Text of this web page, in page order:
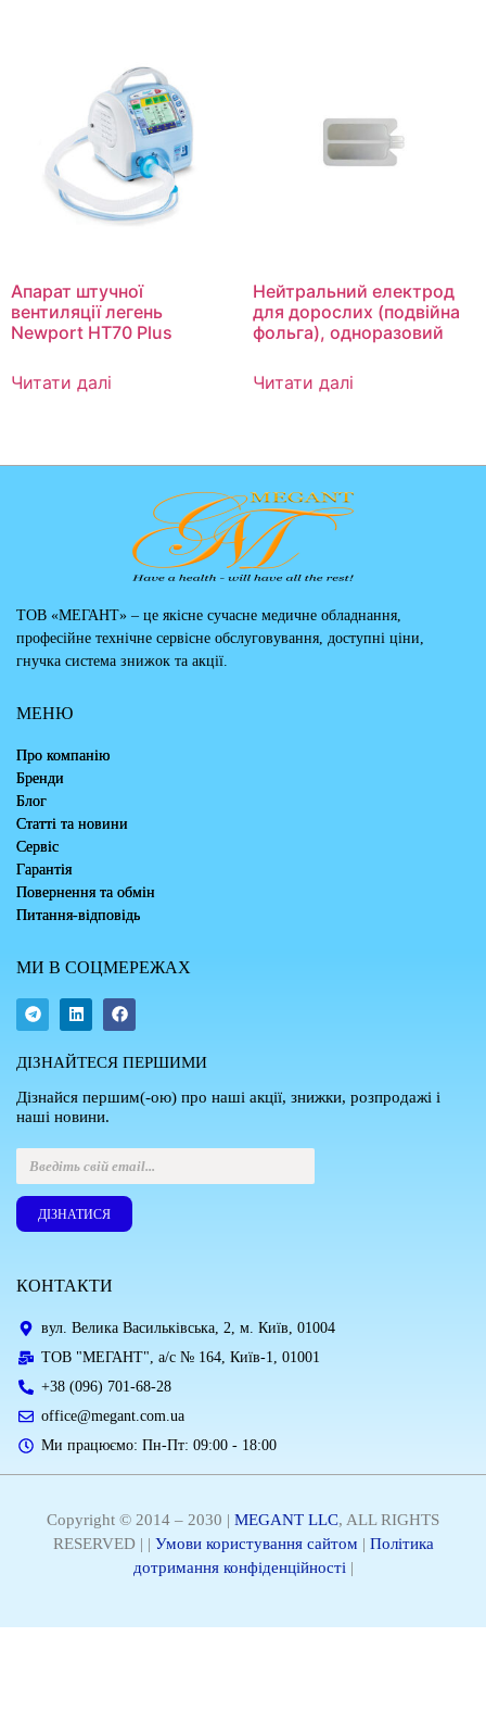
Апарат штучної
вентиляції легень
Newport HT70 Plus
Читати далі
Нейтральний електрод
для дорослих (подвійна
фольга), одноразовий
Читати далі
ТОВ «МЕГАНТ» – це якісне сучасне медичне обладнання,
професійне технічне сервісне обслуговування, доступні ціни,
гнучка система знижок та акції.
МЕНЮ
Про компанію
Бренди
Блог
Статті та новини
Сервіс
Гарантія
Повернення та обмін
Питання-відповідь
МИ В СОЦМЕРЕЖАХ
ДІЗНАЙТЕСЯ ПЕРШИМИ
Дізнайся першим(-ою) про наші акції, знижки, розпродажі і
наші новини.
ДІЗНАТИСЯ
КОНТАКТИ
вул. Велика Васильківська, 2, м. Київ, 01004
ТОВ "МЕГАНТ", а/с № 164, Київ-1, 01001
+38 (096) 701-68-28
office@megant.com.ua
Ми працюємо: Пн-Пт: 09:00 - 18:00
Copyright © 2014 – 2030 | MEGANT LLC, ALL RIGHTS
RESERVED | | Умови користування сайтом | Політика
дотримання конфіденційності |